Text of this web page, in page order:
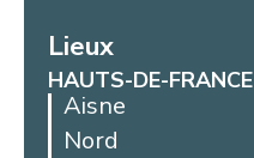
Lieux
HAUTS-DE-FRANCE
Aisne
Nord